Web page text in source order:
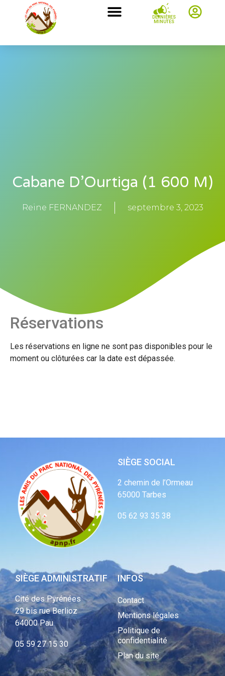
DERNIÈRES
MINUTES
Cabane D’Ourtiga (1 600 M)
Reine FERNANDEZ septembre 3, 2023
Réservations
Les réservations en ligne ne sont pas disponibles pour le
moment ou clôturées car la date est dépassée.
SIÈGE SOCIAL
2 chemin de l’Ormeau
65000 Tarbes
05 62 93 35 38
SIÈGE ADMINISTRATIF
Cité des Pyrénées
29 bis rue Berlioz
64000 Pau
05 59 27 15 30
INFOS
Contact
Mentions légales
Politique de
confidentialité
Plan du site